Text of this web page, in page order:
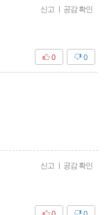
신고 | 공감 확인
0
0
신고 | 공감 확인
0
0